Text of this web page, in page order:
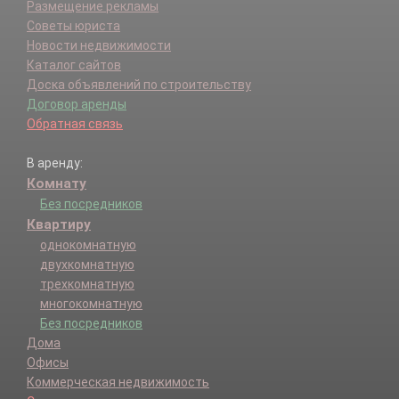
Размещение рекламы
Советы юриста
Новости недвижимости
Каталог сайтов
Доска объявлений по строительству
Договор аренды
Обратная связь
В аренду:
Комнату
Без посредников
Квартиру
однокомнатную
двухкомнатную
трехкомнатную
многокомнатную
Без посредников
Дома
Офисы
Коммерческая недвижимость